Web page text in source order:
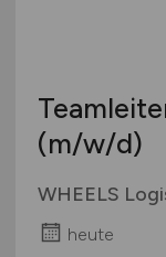
(m/w/d)
WHEELS
heute